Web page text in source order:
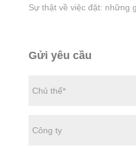
Sự thật về việc đặt: những
Gửi yêu cầu